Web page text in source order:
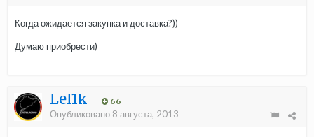
Когда ожидается закупка и доставка?))
Думаю приобрести)
Lel1k 66
Опубликовано 8 августа, 2013